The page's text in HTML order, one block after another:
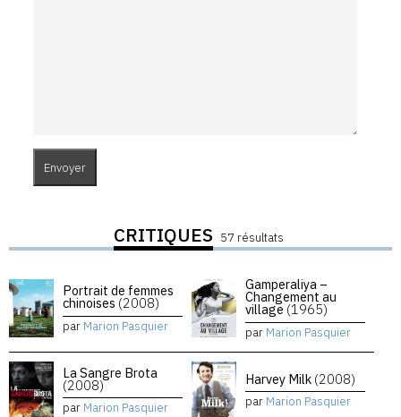
CRITIQUES 57 résultats
Portrait de femmes
chinoises (2008)
par Marion Pasquier
Gamperaliya –
Changement au
village (1965)
par Marion Pasquier
La Sangre Brota
(2008)
par Marion Pasquier
Harvey Milk (2008)
par Marion Pasquier